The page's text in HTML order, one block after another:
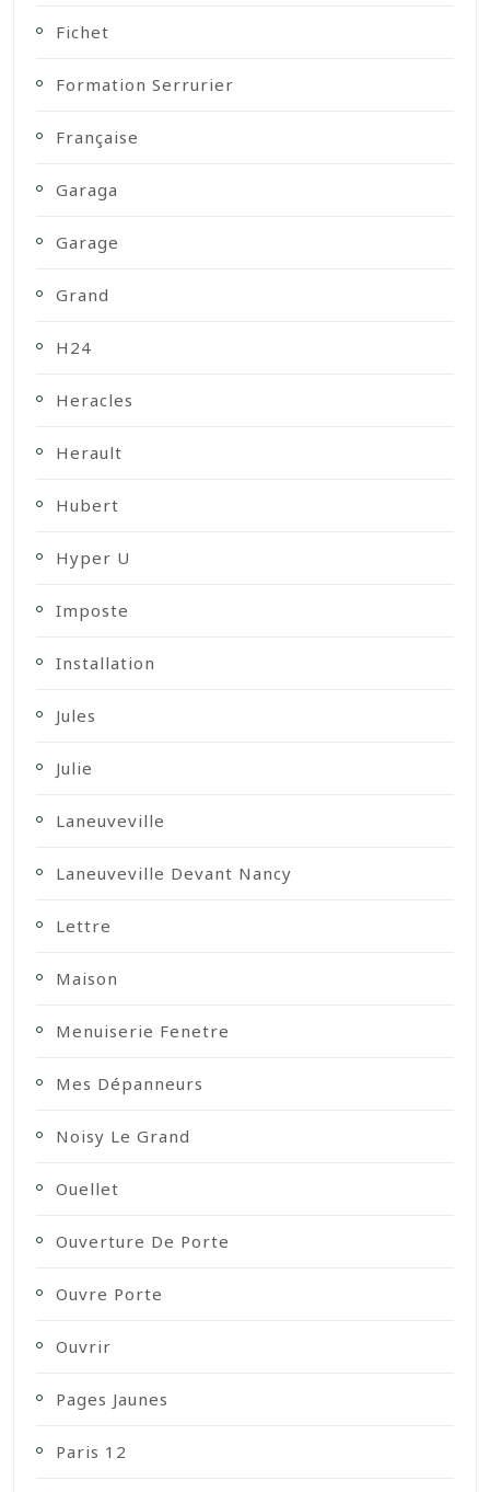
Fichet
Formation Serrurier
Française
Garaga
Garage
Grand
H24
Heracles
Herault
Hubert
Hyper U
Imposte
Installation
Jules
Julie
Laneuveville
Laneuveville Devant Nancy
Lettre
Maison
Menuiserie Fenetre
Mes Dépanneurs
Noisy Le Grand
Ouellet
Ouverture De Porte
Ouvre Porte
Ouvrir
Pages Jaunes
Paris 12